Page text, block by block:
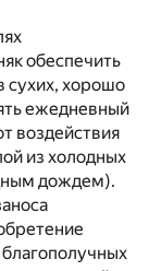
обеспечить
сухих, хорошо
ежедневный
воздействия
из холодных
дождем).